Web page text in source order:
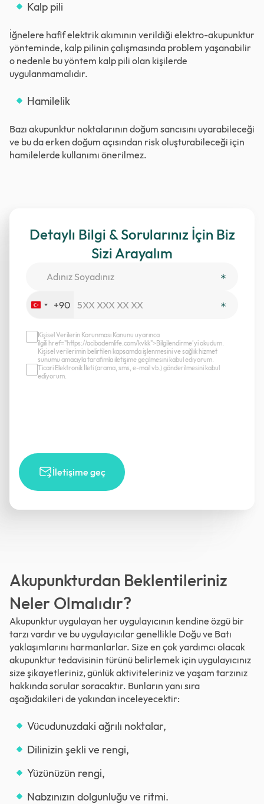
Kalp pili
İğnelere hafif elektrik akımının verildiği elektro-akupunktur
yönteminde, kalp pilinin çalışmasında problem yaşanabilir
o nedenle bu yöntem kalp pili olan kişilerde
uygulanmamalıdır.
Hamilelik
Bazı akupunktur noktalarının doğum sancısını uyarabileceği
ve bu da erken doğum açısından risk oluşturabileceği için
hamilelerde kullanımı önerilmez.
Detaylı Bilgi & Sorularınız İçin Biz
Sizi Arayalım
Turkey
+90
İletişime geç
Kişisel Verilerin Korunması Kanunu uyarınca
ilgili href="https://acibademlife.com/kvkk">Bilgilendirme’yi okudum.
Kişisel verilerimin belirtilen kapsamda işlenmesini ve sağlık hizmet
sunumu amacıyla tarafımla iletişime geçilmesini kabul ediyorum.
Ticari Elektronik İleti (arama, sms, e-mail vb.) gönderilmesini kabul
ediyorum.
Akupunkturdan Beklentileriniz
Neler Olmalıdır?
Akupunktur uygulayan her uygulayıcının kendine özgü bir
tarzı vardır ve bu uygulayıcılar genellikle Doğu ve Batı
yaklaşımlarını harmanlarlar. Size en çok yardımcı olacak
akupunktur tedavisinin türünü belirlemek için uygulayıcınız
size şikayetleriniz, günlük aktiviteleriniz ve yaşam tarzınız
hakkında sorular soracaktır. Bunların yanı sıra
aşağıdakileri de yakından inceleyecektir:
Vücudunuzdaki ağrılı noktalar,
Dilinizin şekli ve rengi,
Yüzünüzün rengi,
Nabzınızın dolgunluğu ve ritmi.